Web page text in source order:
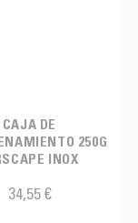
CAJA DE
250G
INOX
34,55 €